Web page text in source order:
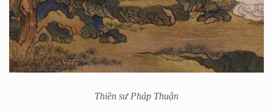
Thiền sư Pháp Thuận